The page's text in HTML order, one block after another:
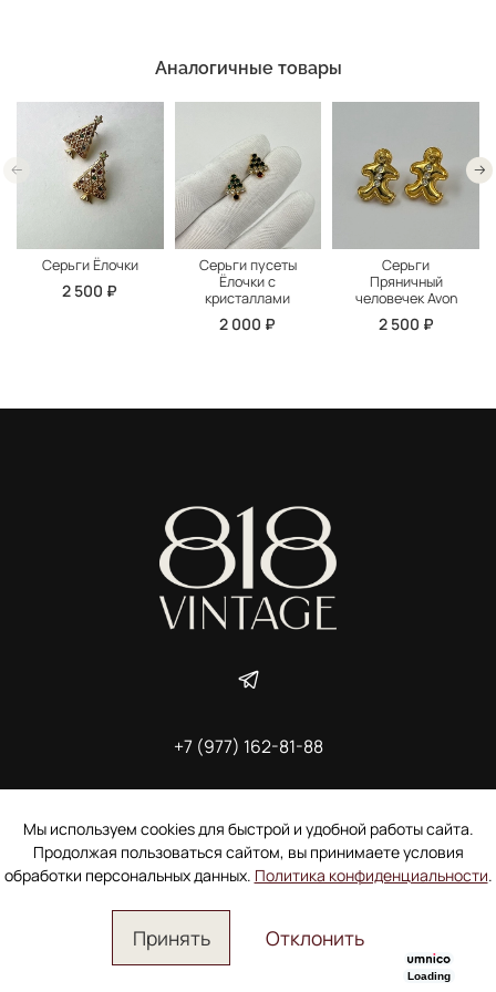
Аналогичные товары
Серьги Ёлочки
2 500 ₽
Серьги пусеты
Ёлочки с
кристаллами
2 000 ₽
Серьги
Пряничный
человечек Avon
2 500 ₽
+7 (977) 162-81-88
Пользовательское соглашение
Электронное согласие покупателя на рассылку
Согласие на обработку персональных данных
Мы используем cookies для быстрой и удобной работы сайта.
Продолжая пользоваться сайтом, вы принимаете условия
обработки персональных данных. Политика конфиденциальности.
Принять Отклонить
Профиль
Loading